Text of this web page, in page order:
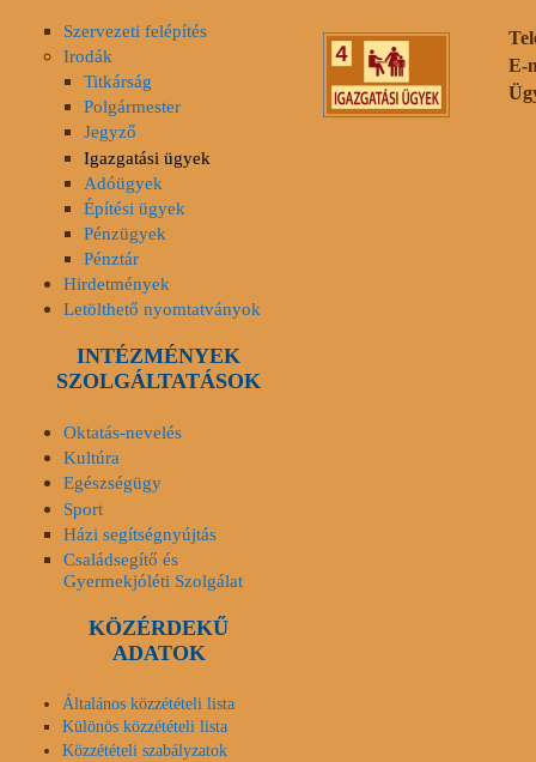
E-
Szervezeti felépítés
Irodák
Titkárság
Polgármester
Jegyző
Igazgatási ügyek
Adóügyek
Építési ügyek
Pénzügyek
Pénztár
Hirdetmények
Letölthető nyomtatványok
INTÉZMÉNYEK
SZOLGÁLTATÁSOK
Oktatás-nevelés
Kultúra
Egészségügy
Sport
Házi segítségnyújtás
Családsegítő és
Gyermekjóléti Szolgálat
KÖZÉRDEKŰ
ADATOK
Általános közzétételi lista
Különös közzétételi lista
Közzétételi szabályzatok